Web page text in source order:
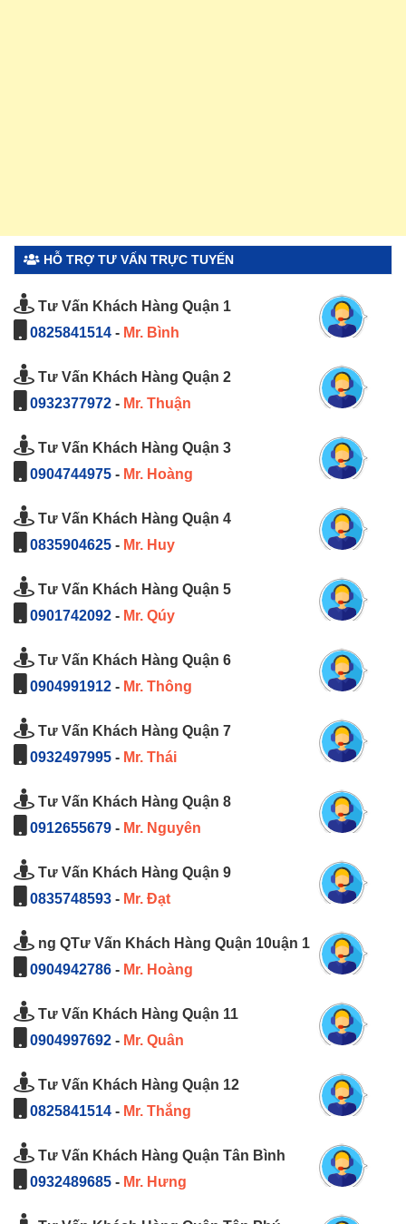
HỖ TRỢ TƯ VẤN TRỰC TUYẾN
Tư Vấn Khách Hàng Quận 1
0825841514 - Mr. Bình
Tư Vấn Khách Hàng Quận 2
0932377972 - Mr. Thuận
Tư Vấn Khách Hàng Quận 3
0904744975 - Mr. Hoàng
Tư Vấn Khách Hàng Quận 4
0835904625 - Mr. Huy
Tư Vấn Khách Hàng Quận 5
0901742092 - Mr. Qúy
Tư Vấn Khách Hàng Quận 6
0904991912 - Mr. Thông
Tư Vấn Khách Hàng Quận 7
0932497995 - Mr. Thái
Tư Vấn Khách Hàng Quận 8
0912655679 - Mr. Nguyên
Tư Vấn Khách Hàng Quận 9
0835748593 - Mr. Đạt
ng QTư Vấn Khách Hàng Quận 10uận 1
0904942786 - Mr. Hoàng
Tư Vấn Khách Hàng Quận 11
0904997692 - Mr. Quân
Tư Vấn Khách Hàng Quận 12
0825841514 - Mr. Thắng
Tư Vấn Khách Hàng Quận Tân Bình
0932489685 - Mr. Hưng